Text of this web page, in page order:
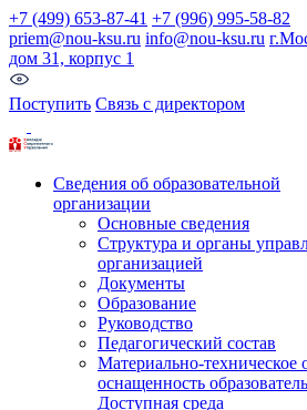
+7 (499) 653-87-41 +7 (996) 995-58-82
priem@nou-ksu.ru info@nou-ksu.ru
дом 31, корпус 1
Поступить Связь с директором
Сведения об образовательной
организации
Основные сведения
Структура и органы
организацией
Документы
Образование
Руководство
Педагогический состав
Материально-техническое
оснащенность
Доступная среда